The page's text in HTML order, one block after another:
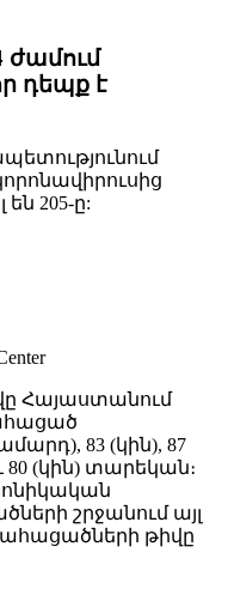
ժամում
դեպք է
205-ը:
Հայաստանում
83 (կին), 87
80 (կին) տարեկան։
շրջանում այլ
թիվը